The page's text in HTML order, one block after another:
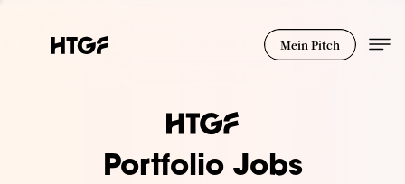
Mein Pitch
Portfolio Jobs